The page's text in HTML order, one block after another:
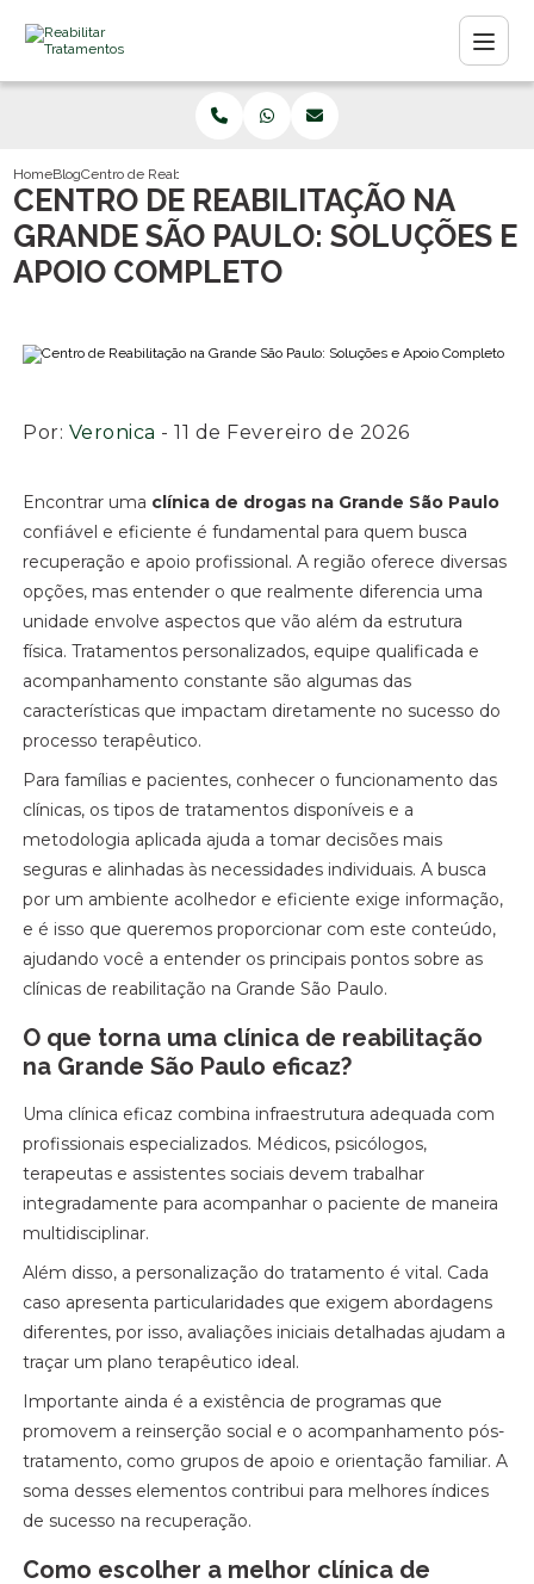
HomeBlogCentro de Reabilitação na Grande São Paulo: Soluções e Apoio
CENTRO DE REABILITAÇÃO NA
GRANDE SÃO PAULO: SOLUÇÕES E
APOIO COMPLETO
Por: Veronica - 11 de Fevereiro de 2026
Encontrar uma clínica de drogas na Grande São Paulo
confiável e eficiente é fundamental para quem busca
recuperação e apoio profissional. A região oferece diversas
opções, mas entender o que realmente diferencia uma
unidade envolve aspectos que vão além da estrutura
física. Tratamentos personalizados, equipe qualificada e
acompanhamento constante são algumas das
características que impactam diretamente no sucesso do
processo terapêutico.
Para famílias e pacientes, conhecer o funcionamento das
clínicas, os tipos de tratamentos disponíveis e a
metodologia aplicada ajuda a tomar decisões mais
seguras e alinhadas às necessidades individuais. A busca
por um ambiente acolhedor e eficiente exige informação,
e é isso que queremos proporcionar com este conteúdo,
ajudando você a entender os principais pontos sobre as
clínicas de reabilitação na Grande São Paulo.
O que torna uma clínica de reabilitação
na Grande São Paulo eficaz?
Uma clínica eficaz combina infraestrutura adequada com
profissionais especializados. Médicos, psicólogos,
terapeutas e assistentes sociais devem trabalhar
integradamente para acompanhar o paciente de maneira
multidisciplinar.
Além disso, a personalização do tratamento é vital. Cada
caso apresenta particularidades que exigem abordagens
diferentes, por isso, avaliações iniciais detalhadas ajudam a
traçar um plano terapêutico ideal.
Importante ainda é a existência de programas que
promovem a reinserção social e o acompanhamento pós-
tratamento, como grupos de apoio e orientação familiar. A
soma desses elementos contribui para melhores índices
de sucesso na recuperação.
Como escolher a melhor clínica de